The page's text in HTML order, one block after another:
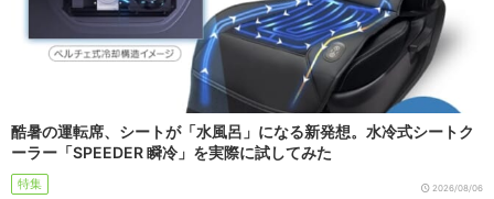
酷暑の運転席、シートが「水風呂」になる新発想。水冷式シートク
ーラー「SPEEDER 瞬冷」を実際に試してみた
特集 2026/08/06